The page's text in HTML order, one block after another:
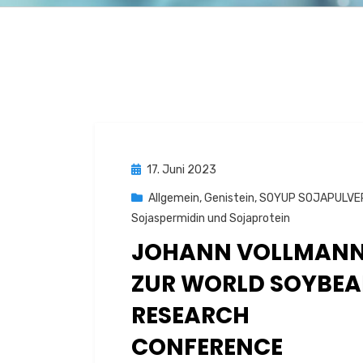
Posted
17. Juni 2023
Allgemein,Genistein,SOYUP
Sojaspermidin und Sojaprotein
JOHANN
ZUR WORLD
RESEARCH
CONFERENCE